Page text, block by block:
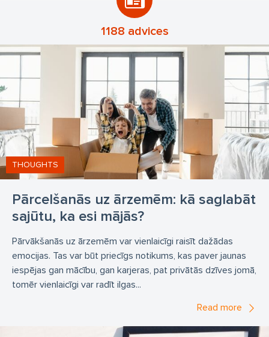
1188 advices
Pārcelšanās uz ārzemēm: kā saglabāt
sajūtu, ka esi mājās?
THOUGHTS
Pārvākšanās uz ārzemēm var vienlaicīgi raisīt dažādas
emocijas. Tas var būt priecīgs notikums, kas paver jaunas
iespējas gan mācību, gan karjeras, pat privātās dzīves jomā,
tomēr vienlaicīgi var radīt ilgas...
Read more